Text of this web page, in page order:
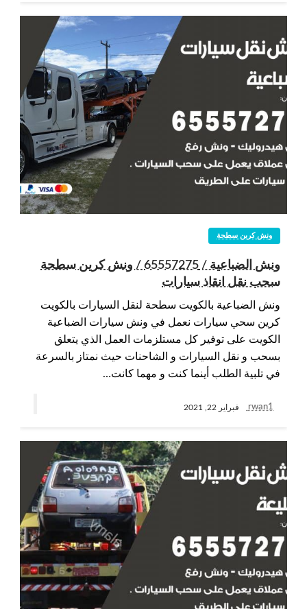
ونش كرين سطحة
ونش الضباعية / 65557275 / ونش كرين سطحة
سحب نقل انقاذ سيارات
ونش الضباعية بالكويت سطحة لنقل السيارات بالكويت
كرين سحي سيارات نعمل في ونش سيارات الضباعية
الكويت على توفير كل مستلزمات العمل الذي يتعلق
بسحب و نقل السيارات و الشاحنات حيث نمتاز بالسرعة
في تلبية الطلب أينما كنت و مهما كانت…
rwan1 فبراير 22, 2021